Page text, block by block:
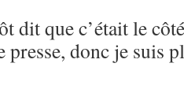
dit que c’était le
presse, donc je suis